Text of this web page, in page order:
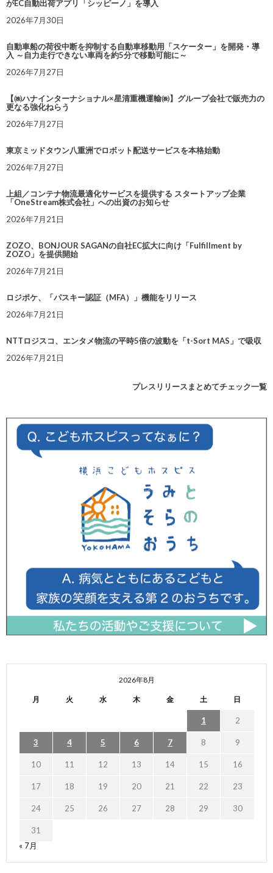
がEC自動出荷アプリ「シッピーノ」を導入
2026年7月30日
自動車船の荷役中断を抑制する自動車移動用「スケーター」を開発・導
入 ～自力走行できない車両を約5分で移動可能に～
2026年7月27日
【㈱ハナインターナショナル×星清重機運輸㈱】グループ会社で販売力の
更なる強化ねらう
2026年7月27日
東京ミッドタウン八重洲でロボット配送サービスを本格始動
2026年7月27日
上組／コンテナ物流最適化サービスを提供する スタートアップ企業
「OneStream株式会社」への出資のお知らせ
2026年7月21日
ZOZO、BONJOUR SAGANの自社EC拡大に向け「Fulfillment by
ZOZO」を提供開始
2026年7月21日
ロジポケ、「パスキー認証（MFA）」機能をリリース
2026年7月21日
NTTロジスコ、エンタメ物流の平時5倍の波動を「t-Sort MAS」で吸収
2026年7月21日
プレスリリースまとめてチェック一覧
2026年8月
月 火 水 木 金 土 日
1 2
3 4 5 6 7 8 9
10 11 12 13 14 15 16
17 18 19 20 21 22 23
24 25 26 27 28 29 30
31
« 7月